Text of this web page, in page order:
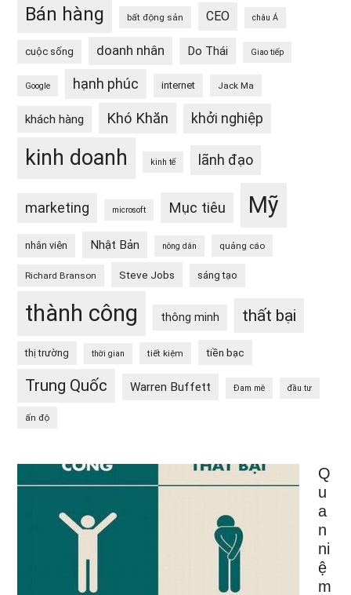
Bán hàng bất động sản CEO châu Á
cuộc sống doanh nhân Do Thái Giao tiếp
Google hạnh phúc internet Jack Ma
khách hàng Khó Khăn khởi nghiệp
kinh doanh kinh tế lãnh đạo
marketing microsoft Mục tiêu Mỹ
nhân viên Nhật Bản nông dân quảng cáo
Richard Branson Steve Jobs sáng tạo
thành công thông minh thất bại
thị trường thời gian tiết kiệm tiền bạc
Trung Quốc Warren Buffett Đam mê đầu tư
ấn độ
Q
u
a
n
ni
ệ
m